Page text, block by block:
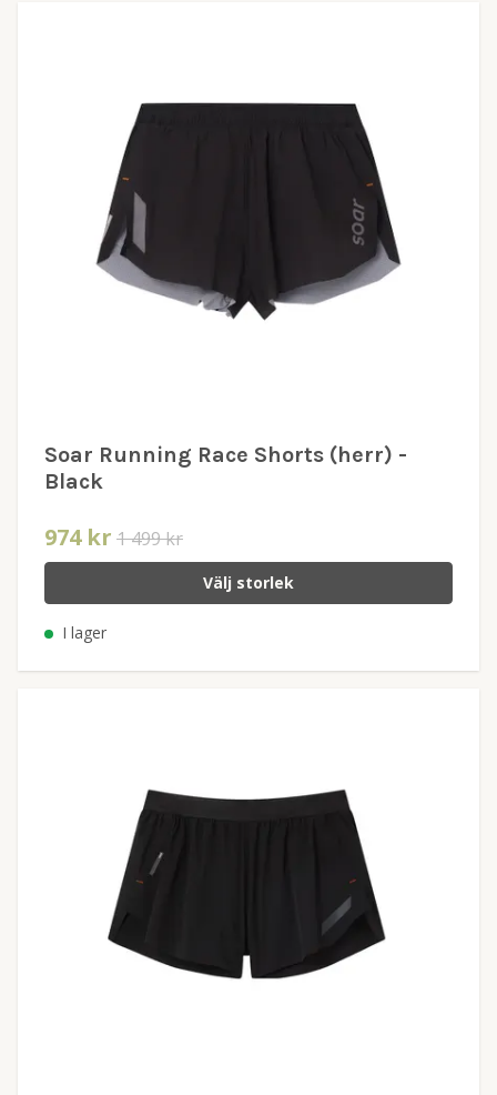
Soar Running Race Shorts (herr) -
Black
974 kr 1 499 kr
Välj storlek
I lager